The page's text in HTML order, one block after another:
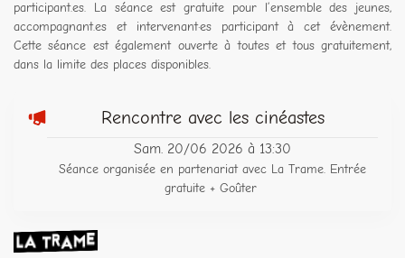
participant.es. La séance est gratuite pour l’ensemble des jeunes,
accompagnant.es et intervenant·es participant à cet évènement.
Cette séance est également ouverte à toutes et tous gratuitement,
dans la limite des places disponibles.
Rencontre avec les cinéastes
Sam. 20/06 2026 à 13:30
Séance organisée en partenariat avec La Trame. Entrée
gratuite + Goûter